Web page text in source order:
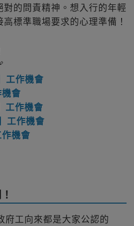
的問責精神。想入行的年輕
標準職場要求的心理準備！
工作機會
會
工作機會
工作機會
機會
府工向來都是大家公認的